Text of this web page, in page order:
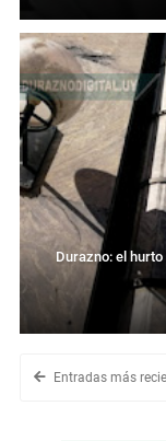
Durazno: el
Entradas más